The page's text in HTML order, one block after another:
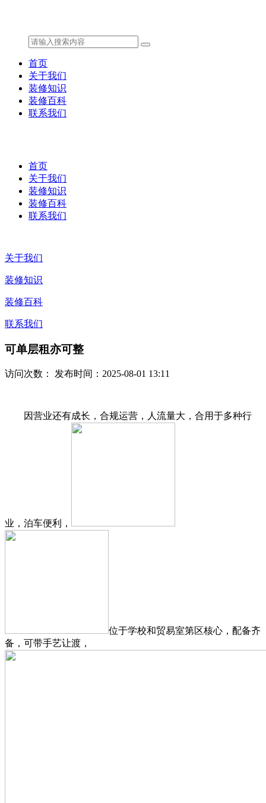
首页
关于我们
装修知识
装修百科
联系我们
首页
关于我们
装修知识
装修百科
联系我们
关于我们
装修知识
装修百科
联系我们
可单层租亦可整
访问次数： 发布时间：2025-08-01 13:11
因营业还有成长，合规运营，人流量大，合用于多种行
业，泊车便利，
位于学校和贸易室第区核心，配备齐
备，可带手艺让渡，